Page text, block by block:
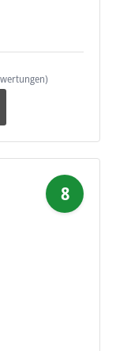
8